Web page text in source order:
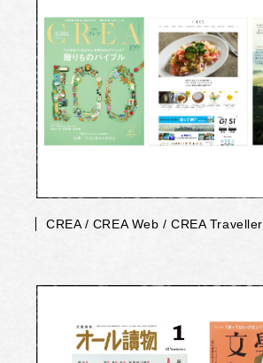
CREA / CREA Web / CREA Traveller